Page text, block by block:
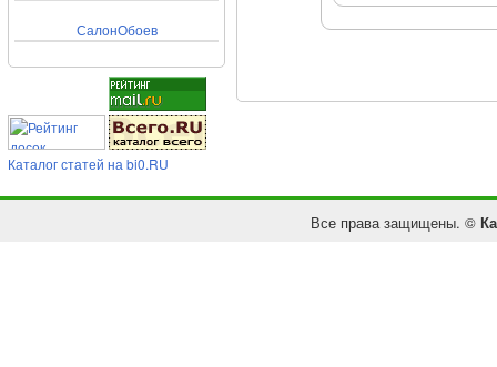
СалонОбоев
Каталог статей на bi0.RU
Все права защищены. ©